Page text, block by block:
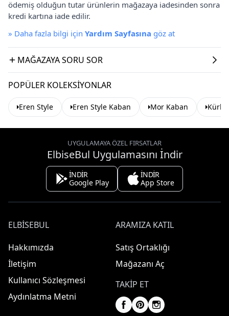
ödemiş olduğun tutar ürünlerin mağazaya iadesinden sonra
kredi kartına iade edilir.
» Daha fazla bilgi için Yardım Sayfasına göz at
MAĞAZAYA SORU SOR
POPÜLER KOLEKSIYONLAR
Eren Style Eren Style Kaban Mor Kaban Kürk
UYGULAMAYA ÖZEL FIRSATLAR
ElbiseBul Uygulamasını İndir
İNDİR
Google Play
İNDİR
App Store
ELBISEBUL
Hakkımızda
İletişim
Kullanıcı Sözleşmesi
Aydınlatma Metni
ARAMIZA KATIL
Satış Ortaklığı
Mağazanı Aç
TAKIP ET